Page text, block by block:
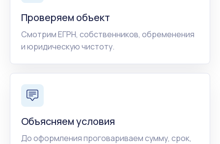
Проверяем объект
Смотрим ЕГРН, собственников, обременения
и юридическую чистоту.
Объясняем условия
До оформления проговариваем сумму, срок,